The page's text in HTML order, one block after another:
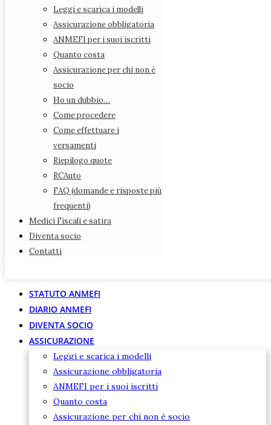
Leggi e scarica i modelli
Assicurazione obbligatoria
ANMEFI per i suoi iscritti
Quanto costa
Assicurazione per chi non è
socio
Ho un dubbio…
Come procedere
Come effettuare i
versamenti
Riepilogo quote
RCAuto
FAQ (domande e risposte più
frequenti)
Medici Fiscali e satira
Diventa socio
Contatti
Forum
Diario dell’ ANMEFI
Assicurazione
Leggi e scarica i modelli
Assicurazione obbligatoria
ANMEFI per i suoi iscritti
Quanto costa
Assicurazione per chi non è socio
Ho un dubbio…
Come procedere
Come effettuare i versamenti
Riepilogo quote
RCAuto
FAQ (domande e risposte più frequenti)
Medici Fiscali e satira
Diventa socio
Contatti
STATUTO ANMEFI
DIARIO ANMEFI
DIVENTA SOCIO
ASSICURAZIONE
Leggi e scarica i modelli
Assicurazione obbligatoria
ANMEFI per i suoi iscritti
Quanto costa
Assicurazione per chi non è socio